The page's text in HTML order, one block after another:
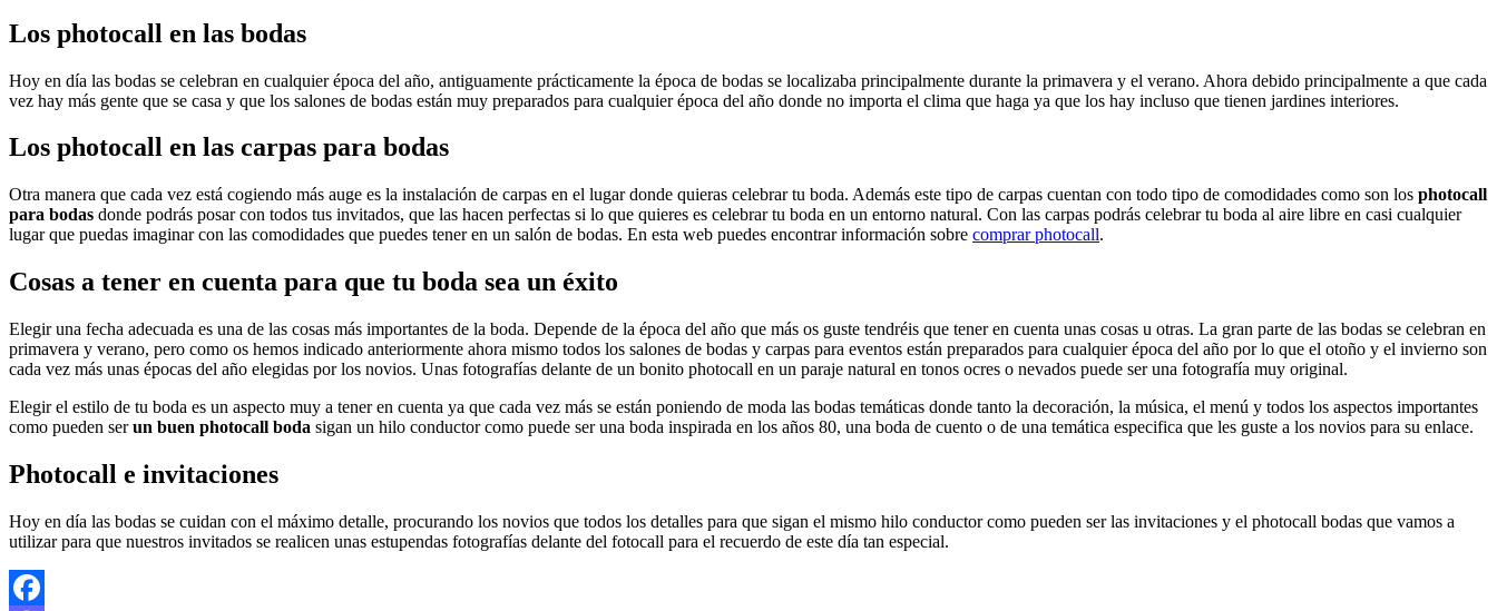
Los photocall en las bodas
Hoy en día las bodas se celebran en cualquier época del año, antiguamente prácticamente la época de bodas se localizaba principalmente durante la primavera y el verano. Ahora debido principalmente a que cada
vez hay más gente que se casa y que los salones de bodas están muy preparados para cualquier época del año donde no importa el clima que haga ya que los hay incluso que tienen jardines interiores.
Los photocall en las carpas para bodas
Otra manera que cada vez está cogiendo más auge es la instalación de carpas en el lugar donde quieras celebrar tu boda. Además este tipo de carpas cuentan con todo tipo de comodidades como son los photocall
para bodas donde podrás posar con todos tus invitados, que las hacen perfectas si lo que quieres es celebrar tu boda en un entorno natural. Con las carpas podrás celebrar tu boda al aire libre en casi cualquier
lugar que puedas imaginar con las comodidades que puedes tener en un salón de bodas. En esta web puedes encontrar información sobre comprar photocall.
Cosas a tener en cuenta para que tu boda sea un éxito
Elegir una fecha adecuada es una de las cosas más importantes de la boda. Depende de la época del año que más os guste tendréis que tener en cuenta unas cosas u otras. La gran parte de las bodas se celebran en
primavera y verano, pero como os hemos indicado anteriormente ahora mismo todos los salones de bodas y carpas para eventos están preparados para cualquier época del año por lo que el otoño y el invierno son
cada vez más unas épocas del año elegidas por los novios. Unas fotografías delante de un bonito photocall en un paraje natural en tonos ocres o nevados puede ser una fotografía muy original.
Elegir el estilo de tu boda es un aspecto muy a tener en cuenta ya que cada vez más se están poniendo de moda las bodas temáticas donde tanto la decoración, la música, el menú y todos los aspectos importantes
como pueden serun buen photocall boda sigan un hilo conductor como puede ser una boda inspirada en los años 80, una boda de cuento o de una temática especifica que les guste a los novios para su enlace.
Photocall e invitaciones
Hoy en día las bodas se cuidan con el máximo detalle, procurando los novios que todos los detalles para que sigan el mismo hilo conductor como pueden ser las invitaciones y el photocall bodas que vamos a
utilizar para que nuestros invitados se realicen unas estupendas fotografías delante del fotocall para el recuerdo de este día tan especial.